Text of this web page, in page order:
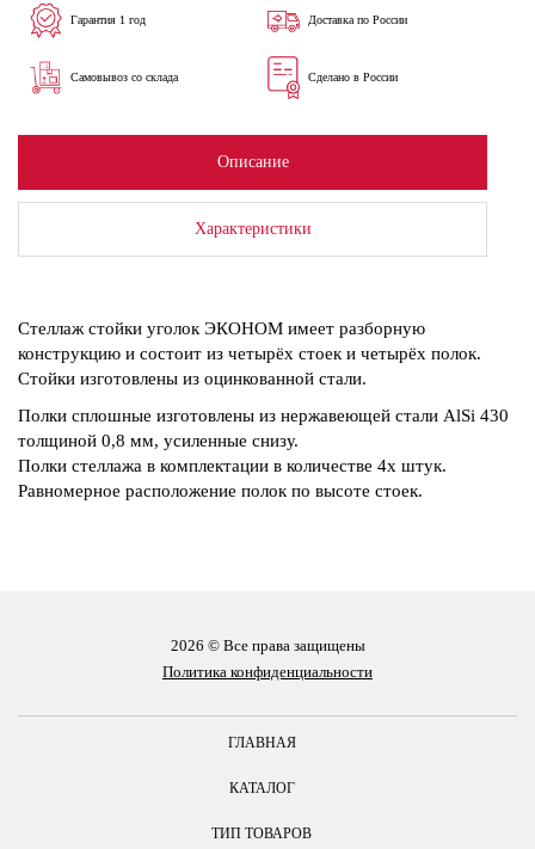
Гарантия 1 год Доставка по России
Самовывоз со склада Сделано в России
Описание
Характеристики
Стеллаж стойки уголок ЭКОНОМ имеет разборную
конструкцию и состоит из четырёх стоек и четырёх полок.
Стойки изготовлены из оцинкованной стали.
Полки сплошные изготовлены из нержавеющей стали AlSi 430
толщиной 0,8 мм, усиленные снизу.
Полки стеллажа в комплектации в количестве 4х штук.
Равномерное расположение полок по высоте стоек.
2026 © Все права защищены
Политика конфиденциальности
ГЛАВНАЯ
КАТАЛОГ
ТИП ТОВАРОВ